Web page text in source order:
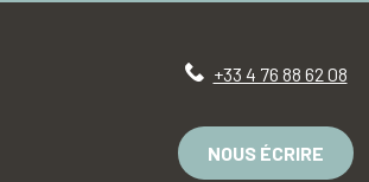
+33 4 76 88 62 08
NOUS ÉCRIRE